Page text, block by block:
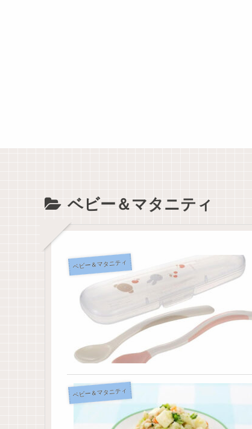
ベビー＆マタニティ
ベビー＆マタニティ
ベビー＆マタニティ